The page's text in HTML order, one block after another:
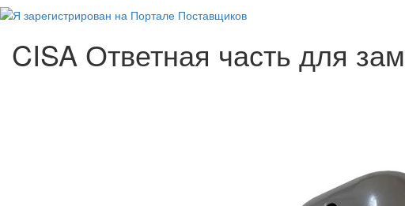
CISA Ответная часть для